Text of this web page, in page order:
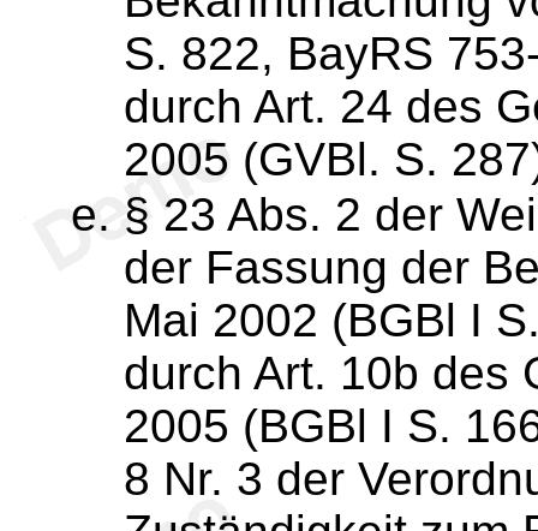
S. 822, BayRS
durch Art. 24 des
2005 (GVBl. S.
§ 23 Abs. 2 der
der Fassung der
Mai 2002 (BGBl I
durch Art. 10b des
2005 (BGBl I S.
8 Nr. 3 der